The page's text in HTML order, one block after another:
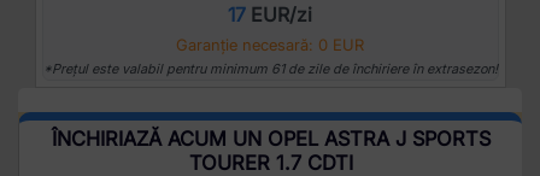
17 EUR/zi
Garanție necesară: 0 EUR
*Prețul este valabil pentru minimum 61 de zile de închiriere în extrasezon!
ÎNCHIRIAZĂ ACUM UN OPEL ASTRA J SPORTS
TOURER 1.7 CDTI